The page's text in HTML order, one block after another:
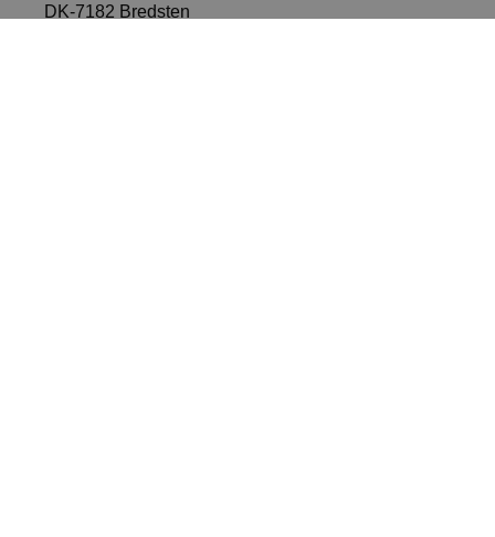
DK-7182 Bredsten